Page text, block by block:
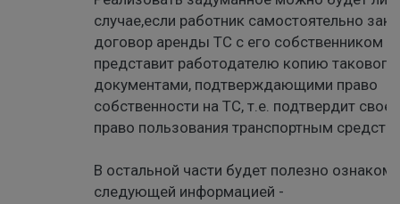
случае,если работник самостоятельно
договор аренды ТС с его собственником и
представит работодателю копию такового
документами, подтверждающими право
собственности на ТС, т.е. подтвердит свое
право пользования транспортным
В остальной части будет полезно
следующей информацией -